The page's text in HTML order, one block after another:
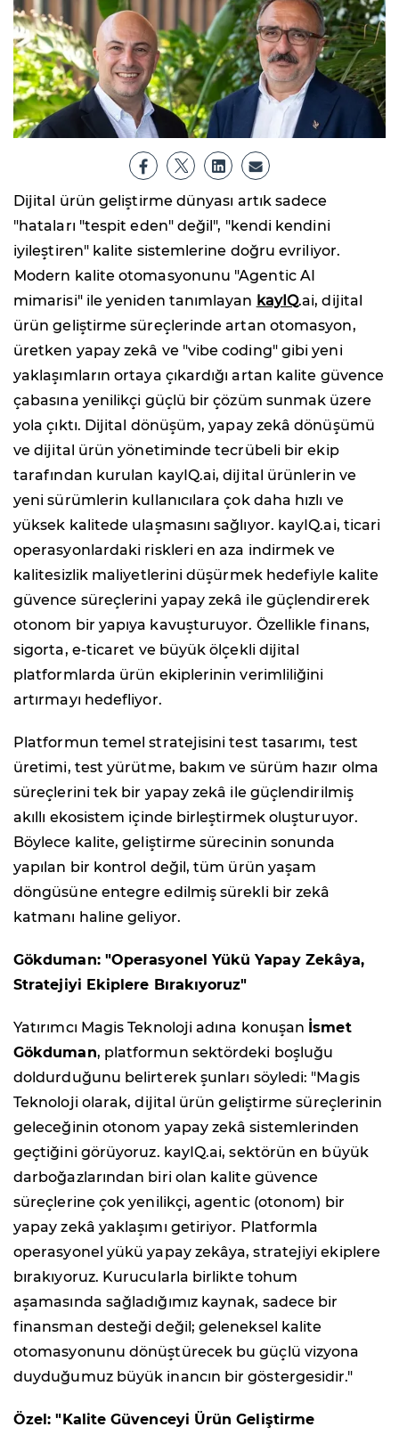
Dijital ürün geliştirme dünyası artık sadece
"hataları "tespit eden" değil", "kendi kendini
iyileştiren" kalite sistemlerine doğru evriliyor.
Modern kalite otomasyonunu "Agentic AI
mimarisi" ile yeniden tanımlayan kayIQ.ai, dijital
ürün geliştirme süreçlerinde artan otomasyon,
üretken yapay zekâ ve "vibe coding" gibi yeni
yaklaşımların ortaya çıkardığı artan kalite güvence
çabasına yenilikçi güçlü bir çözüm sunmak üzere
yola çıktı. Dijital dönüşüm, yapay zekâ dönüşümü
ve dijital ürün yönetiminde tecrübeli bir ekip
tarafından kurulan kayIQ.ai, dijital ürünlerin ve
yeni sürümlerin kullanıcılara çok daha hızlı ve
yüksek kalitede ulaşmasını sağlıyor. kayIQ.ai, ticari
operasyonlardaki riskleri en aza indirmek ve
kalitesizlik maliyetlerini düşürmek hedefiyle kalite
güvence süreçlerini yapay zekâ ile güçlendirerek
otonom bir yapıya kavuşturuyor. Özellikle finans,
sigorta, e-ticaret ve büyük ölçekli dijital
platformlarda ürün ekiplerinin verimliliğini
artırmayı hedefliyor.
Platformun temel stratejisini test tasarımı, test
üretimi, test yürütme, bakım ve sürüm hazır olma
süreçlerini tek bir yapay zekâ ile güçlendirilmiş
akıllı ekosistem içinde birleştirmek oluşturuyor.
Böylece kalite, geliştirme sürecinin sonunda
yapılan bir kontrol değil, tüm ürün yaşam
döngüsüne entegre edilmiş sürekli bir zekâ
katmanı haline geliyor.
Gökduman: "Operasyonel Yükü Yapay Zekâya,
Stratejiyi Ekiplere Bırakıyoruz"
Yatırımcı Magis Teknoloji adına konuşan İsmet
Gökduman, platformun sektördeki boşluğu
doldurduğunu belirterek şunları söyledi: "Magis
Teknoloji olarak, dijital ürün geliştirme süreçlerinin
geleceğinin otonom yapay zekâ sistemlerinden
geçtiğini görüyoruz. kayIQ.ai, sektörün en büyük
darboğazlarından biri olan kalite güvence
süreçlerine çok yenilikçi, agentic (otonom) bir
yapay zekâ yaklaşımı getiriyor. Platformla
operasyonel yükü yapay zekâya, stratejiyi ekiplere
bırakıyoruz. Kurucularla birlikte tohum
aşamasında sağladığımız kaynak, sadece bir
finansman desteği değil; geleneksel kalite
otomasyonunu dönüştürecek bu güçlü vizyona
duyduğumuz büyük inancın bir göstergesidir."
Özel: "Kalite Güvenceyi Ürün Geliştirme